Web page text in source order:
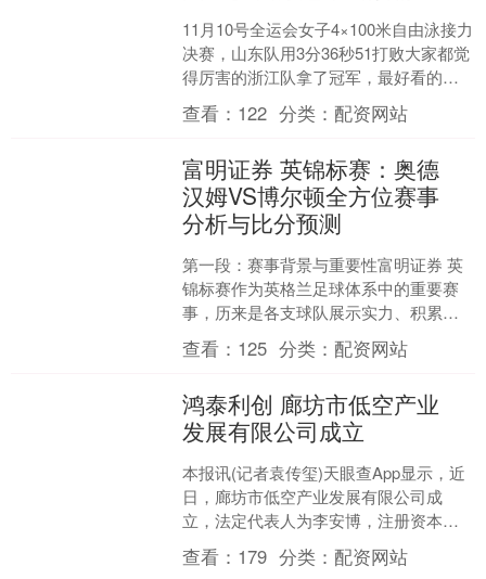
11月10号全运会女子4×100米自由泳接力
决赛，山东队用3分36秒51打败大家都觉
得厉害的浙江队拿了冠军，最好看的就
是最后一棒，杨浚瑄和吴卿风对着干，
靠0.1....
查看： 122 分类：配资网站
富明证券 英锦标赛：奥德
汉姆VS博尔顿全方位赛事
分析与比分预测
第一段：赛事背景与重要性富明证券 英
锦标赛作为英格兰足球体系中的重要赛
事，历来是各支球队展示实力、积累经
验的舞台。本场奥德汉姆与博尔顿的对
决，不仅是两队在积分榜....
查看： 125 分类：配资网站
鸿泰利创 廊坊市低空产业
发展有限公司成立
本报讯(记者袁传玺)天眼查App显示，近
日，廊坊市低空产业发展有限公司成
立，法定代表人为李安博，注册资本
1000万元，经营范围包括通用航空服
务，商业非运输、私用....
查看： 179 分类：配资网站